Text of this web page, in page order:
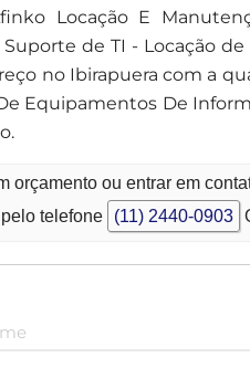
Locação E
de TI - Locação
no Ibirapuera com a
Equipamentos De
orçamento ou entrar em
telefone
(11) 2440-0903